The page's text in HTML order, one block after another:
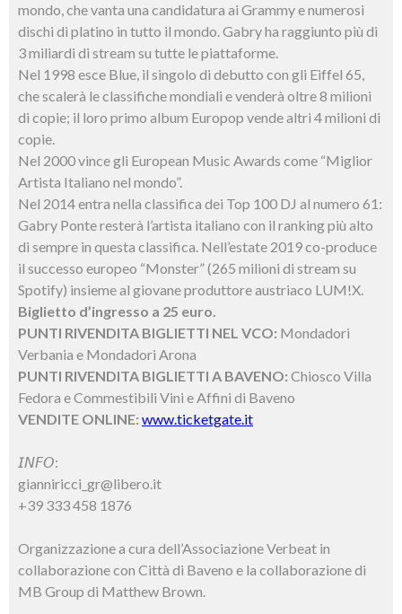
mondo, che vanta una candidatura ai Grammy e numerosi
dischi di platino in tutto il mondo. Gabry ha raggiunto più di
3 miliardi di stream su tutte le piattaforme.
Nel 1998 esce Blue, il singolo di debutto con gli Eiffel 65,
che scalerà le classifiche mondiali e venderà oltre 8 milioni
di copie; il loro primo album Europop vende altri 4 milioni di
copie.
Nel 2000 vince gli European Music Awards come “Miglior
Artista Italiano nel mondo”.
Nel 2014 entra nella classifica dei Top 100 DJ al numero 61:
Gabry Ponte resterà l’artista italiano con il ranking più alto
di sempre in questa classifica. Nell’estate 2019 co-produce
il successo europeo “Monster” (265 milioni di stream su
Spotify) insieme al giovane produttore austriaco LUM!X.
Biglietto d’ingresso a 25 euro.
PUNTI RIVENDITA BIGLIETTI NEL VCO: Mondadori
Verbania e Mondadori Arona
PUNTI RIVENDITA BIGLIETTI A BAVENO: Chiosco Villa
Fedora e Commestibili Vini e Affini di Baveno
VENDITE ONLINE: www.ticketgate.it
𝘐𝘕𝘍𝘖:
gianniricci_gr@libero.it
+39 333 458 1876
Organizzazione a cura dell’Associazione Verbeat in
collaborazione con Città di Baveno e la collaborazione di
MB Group di Matthew Brown.